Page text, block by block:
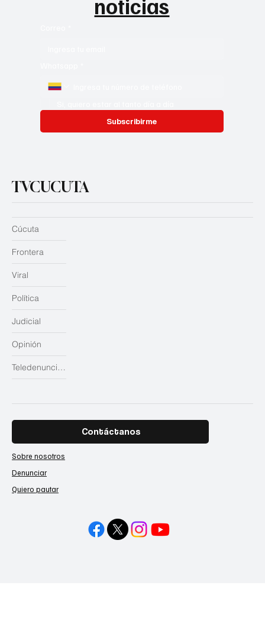
noticias
Subscribirme
TVCUCUTA
Judicial
Opinión
Teledenuncias
Cúcuta
Frontera
Viral
Política
Contáctanos
Sobre nosotros
Denunciar
Quiero pautar